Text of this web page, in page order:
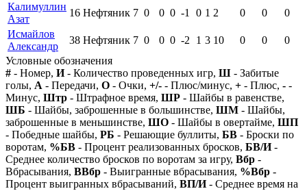
Калимуллин
Азат
16 Нефтяник 7 0 0 0 -1 0 1 2 0 0
0
Исмайлов
Александр
38 Нефтяник 7 0 0 0 -2 1 3 10 0 0
0
Условные обозначения
# - Номер, И- Количество проведенных игр, Ш - Забитые
голы, А - Передачи, О - Очки, +/- - Плюс/минус, + - Плюс, - -
Минус, Штр - Штрафное время, ШР - Шайбы в равенстве,
ШБ - Шайбы, заброшенные в большинстве, ШМ - Шайбы,
заброшенные в меньшинстве, ШО - Шайбы в овертайме, ШП
- Победные шайбы, РБ - Решающие буллиты, БВ - Броски по
воротам, %БВ - Процент реализованных бросков, БВ/И-
Среднее количество бросков по воротам за игру, Вбр -
Вбрасывания, ВВбр - Выигранные вбрасывания, %Вбр -
Процент выигранных вбрасываний, ВП/И- Среднее время на